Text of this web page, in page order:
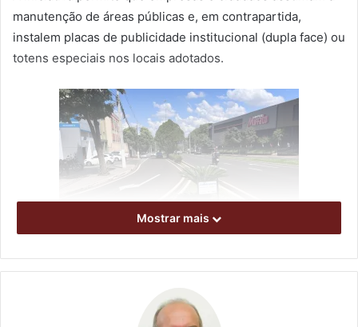
manutenção de áreas públicas e, em contrapartida,
instalem placas de publicidade institucional (dupla face) ou
totens especiais nos locais adotados.
Mostrar mais